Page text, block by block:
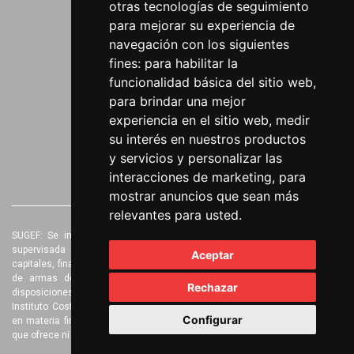
otras tecnologías de seguimiento
para mejorar su experiencia de
navegación con los siguientes
fines: para habilitar la
funcionalidad básica del sitio web,
para brindar una mejor
experiencia en el sitio web, medir
su interés en nuestros productos
y servicios y personalizar las
interacciones de marketing, para
mostrar anuncios que sean más
relevantes para usted.
Aceptar
Rechazar
Configurar
Visión
Nuestra historia
CONTACTO
Puntos de pago
plataforma@fcrcan.org
(506) 2207 8400
Seguinos
SUGEF: Se informa al público que la Fundación Costa Rica Canadá es
supervisada solamente en materia de prevención de legitimación de
capitales, financiamiento al terrorismo y financiamiento de la proliferación
de armas de destrucción masiva, y además se encuentra sujeta a
disposiciones vinculantes de la Unidad de Inteligencia Financiera del
Instituto Costarricense sobre Drogas. Por lo tanto, la SUGEF no supervisa
en materia financiera a la Fundación Costa Rica Canadá, ni los negocios
que ofrece ni su seguridad, estabilidad o solvencia.